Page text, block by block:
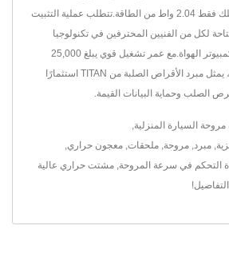
الحرارة بكفاءة بينما تستهلك فقط 2.04 واط من الطاقة.تتطلب عملية التثبيت
لكل من الفنيين المحترفين في تكنولوجيا
المعلومات وبناة أجهزة الكمبيوتر الهواة.مع عمر تشغيل قوي يبلغ 25,000
ساعة وتغطية تبريد شاملة، يمثل مبرد الأقراص الصلبة من TITAN استثمارًا
الصلب وحماية البيانات القيمة.
مروحة السيارة المنزلية
مبرد مروحة ملحقات معجون حراري
التحكم في سرعة المروحة مشتت حراري عالية